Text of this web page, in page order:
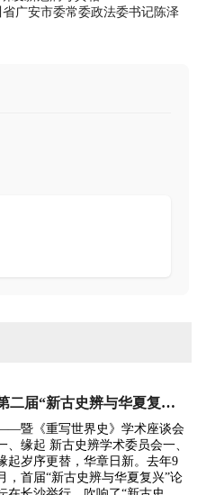
广安市委常委政法委书记陈泽
第二届“新古史辨与华夏复兴”学术研讨会定于10月长沙举行
暨《重写世界史》学术座谈会
、缘起 新古史辨学术委员会一、
起岁序更替，华章日新。去年9
，首届“新古史辨与华夏复兴”论